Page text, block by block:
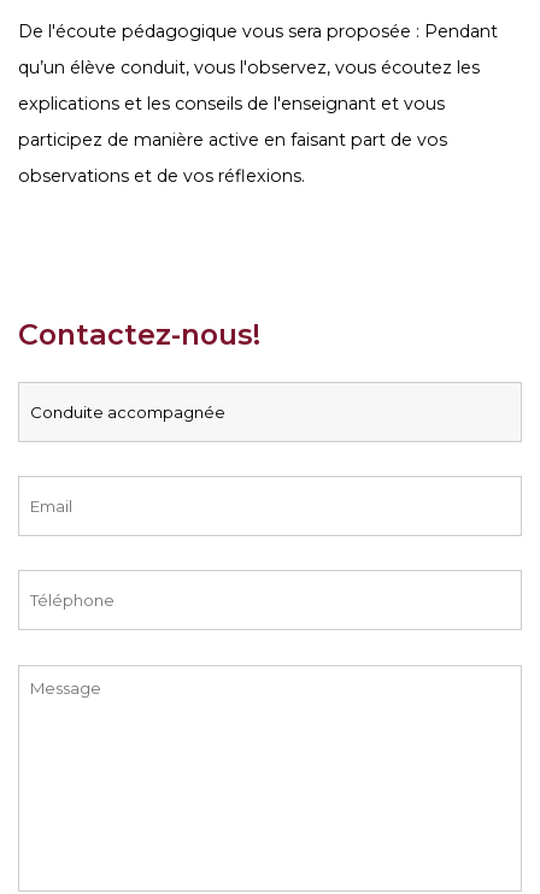
De l'écoute pédagogique vous sera proposée : Pendant
qu’un élève conduit, vous l'observez, vous écoutez les
explications et les conseils de l'enseignant et vous
participez de manière active en faisant part de vos
observations et de vos réflexions.
Contactez-nous!